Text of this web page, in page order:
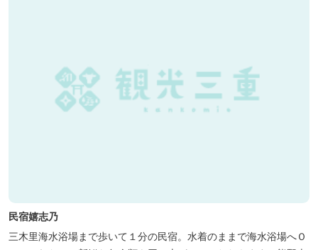
民宿嬉志乃
三木里海水浴場まで歩いて１分の民宿。水着のままで海水浴場へＯ